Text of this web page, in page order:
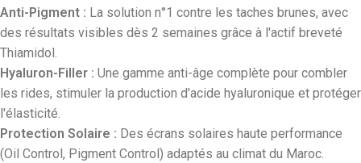
Anti-Pigment : La solution n°1 contre les taches brunes, avec
des résultats visibles dès 2 semaines grâce à l'actif breveté
Thiamidol.
Hyaluron-Filler : Une gamme anti-âge complète pour combler
les rides, stimuler la production d'acide hyaluronique et protéger
l'élasticité.
Protection Solaire : Des écrans solaires haute performance
(Oil Control, Pigment Control) adaptés au climat du Maroc.